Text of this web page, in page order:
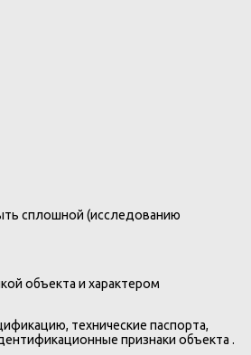
сплошной (исследованию
объекта и характером
технические паспорта,
признаки объекта .